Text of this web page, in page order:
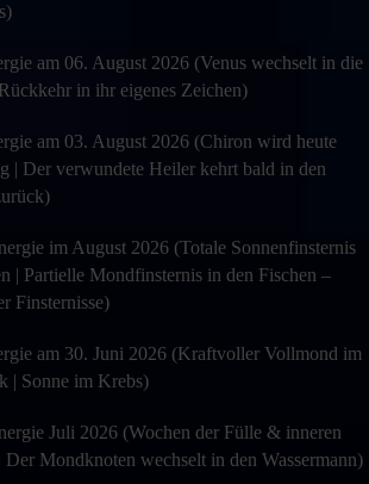
am 06. August 2026 (Venus wechselt in die
in ihr eigenes Zeichen)
am 03. August 2026 (Chiron wird heute
| Der verwundete Heiler kehrt bald in den
im August 2026 (Totale Sonnenfinsternis
| Partielle Mondfinsternis in den Fischen –
Finsternisse)
am 30. Juni 2026 (Kraftvoller Vollmond im
| Sonne im Krebs)
Juli 2026 (Wochen der Fülle & inneren
Der Mondknoten wechselt in den Wassermann)